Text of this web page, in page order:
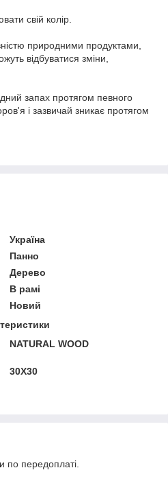
свій колір.
природними продуктами,
відбуватися зміни,
запах протягом певного
і зазвичай зникає протягом
Україна
Панно
Дерево
В рамі
Новий
NATURAL WOOD
30Х30
по передоплаті.